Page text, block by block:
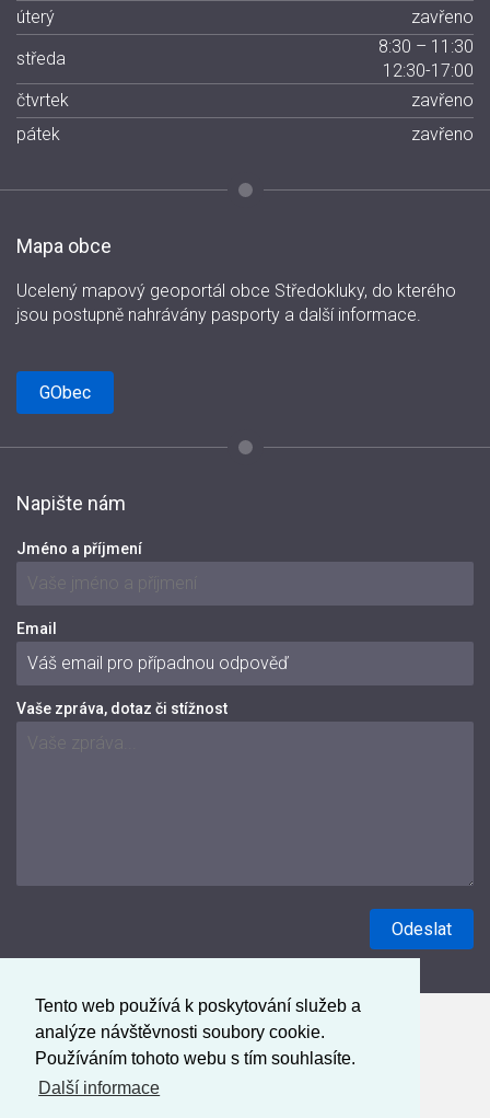
Tento web používá k poskytování služeb a
analýze návštěvnosti soubory cookie.
Používáním tohoto webu s tím souhlasíte.
Další informace
úterý
zavřeno
středa
8:30 – 11:30
12:30-17:00
čtvrtek
zavřeno
pátek
zavřeno
Mapa obce
Ucelený mapový geoportál obce Středokluky, do kterého
jsou postupně nahrávány pasporty a další informace.
GObec
Napište nám
Jméno a příjmení
Email
Vaše zpráva, dotaz či stížnost